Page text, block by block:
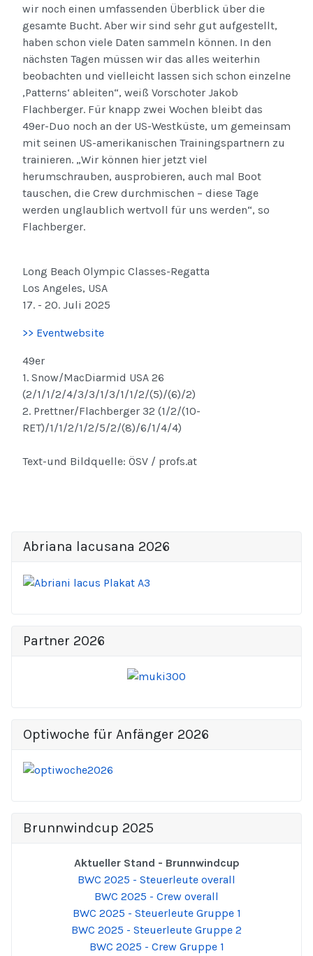
wir noch einen umfassenden Überblick über die
gesamte Bucht. Aber wir sind sehr gut aufgestellt,
haben schon viele Daten sammeln können. In den
nächsten Tagen müssen wir das alles weiterhin
beobachten und vielleicht lassen sich schon einzelne
‚Patterns‘ ableiten“, weiß Vorschoter Jakob
Flachberger. Für knapp zwei Wochen bleibt das
49er-Duo noch an der US-Westküste, um gemeinsam
mit seinen US-amerikanischen Trainingspartnern zu
trainieren. „Wir können hier jetzt viel
herumschrauben, ausprobieren, auch mal Boot
tauschen, die Crew durchmischen – diese Tage
werden unglaublich wertvoll für uns werden“, so
Flachberger.
Long Beach Olympic Classes-Regatta
Los Angeles, USA
17. - 20. Juli 2025
>> Eventwebsite
49er
1. Snow/MacDiarmid USA 26
(2/1/1/2/4/3/3/1/3/1/1/2/(5)/(6)/2)
2. Prettner/Flachberger 32 (1/2/(10-
RET)/1/1/2/1/2/5/2/(8)/6/1/4/4)
Text-und Bildquelle: ÖSV / profs.at
Abriana lacusana 2026
Partner 2026
Optiwoche für Anfänger 2026
Brunnwindcup 2025
Aktueller Stand - Brunnwindcup
BWC 2025 - Steuerleute overall
BWC 2025 - Crew overall
BWC 2025 - Steuerleute Gruppe 1
BWC 2025 - Steuerleute Gruppe 2
BWC 2025 - Crew Gruppe 1